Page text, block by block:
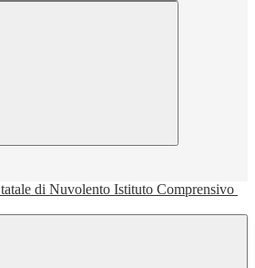
Istituto Comprensivo